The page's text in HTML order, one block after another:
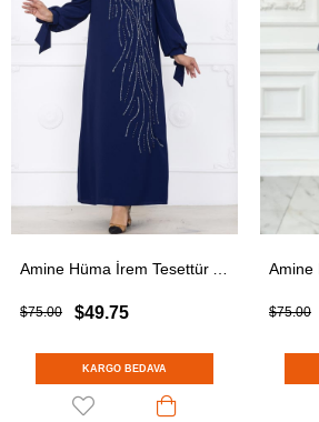
$49.75
$75.00
KARGO BEDAVA
$75.00